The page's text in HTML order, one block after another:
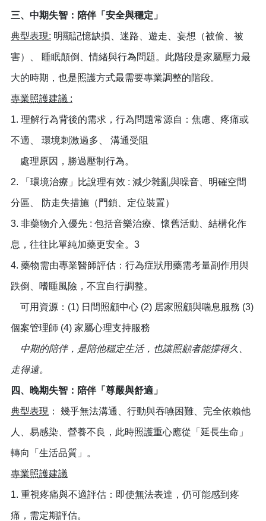
三、中期失智：陪伴「安全與穩定」
典型表現: 明顯記憶缺損、迷路、遊走、妄想（被偷、被
害）、 睡眠顛倒、情緒與行為問題。此階段是家屬壓力最
大的時期，也是照護方式最需要專業調整的階段。
專業照護建議 :
1. 理解行為背後的需求，行為問題常源自：焦慮、疼痛或
不適、 環境刺激過多、 溝通受阻
處理原因，勝過壓制行為。
2. 「環境治療」比說理有效 : 減少雜亂與噪音、明確空間
分區、 防走失措施（門鎖、定位裝置）
3. 非藥物介入優先 : 包括音樂治療、懷舊活動、結構化作
息，往往比單純加藥更安全。3
4. 藥物需由專業醫師評估：行為症狀用藥需考量副作用與
跌倒、嗜睡風險，不宜自行調整。
可用資源：(1) 日間照顧中心 (2) 居家照顧與喘息服務 (3)
個案管理師 (4) 家屬心理支持服務
中期的陪伴，是陪他穩定生活，也讓照顧者能撐得久、
走得遠。
四、晚期失智：陪伴「尊嚴與舒適」
典型表現 ： 幾乎無法溝通、行動與吞嚥困難、完全依賴他
人、易感染、營養不良，此時照護重心應從「延長生命」
轉向「生活品質」。
專業照護建議
1. 重視疼痛與不適評估：即使無法表達，仍可能感到疼
痛，需定期評估。